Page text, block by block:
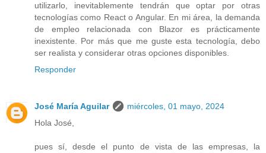
utilizarlo, inevitablemente tendrán que optar por otras
tecnologías como React o Angular. En mi área, la demanda
de empleo relacionada con Blazor es prácticamente
inexistente. Por más que me guste esta tecnología, debo
ser realista y considerar otras opciones disponibles.
Responder
José María Aguilar
miércoles, 01 mayo, 2024
Hola José,
pues sí, desde el punto de vista de las empresas, la